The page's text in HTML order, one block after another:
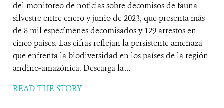
del monitoreo de noticias sobre decomisos de fauna
silvestre entre enero y junio de 2023, que presenta más
de 8 mil especímenes decomisados y 129 arrestos en
cinco países. Las cifras reflejan la persistente amenaza
que enfrenta la biodiversidad en los países de la región
andino-amazónica. Descarga la ...
READ THE STORY